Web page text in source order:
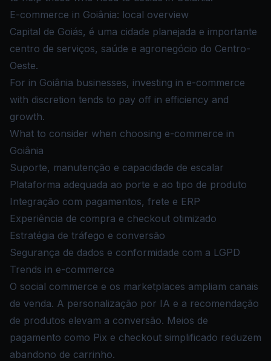
E-commerce in Goiânia: local overview
Capital de Goiás, é uma cidade planejada e importante
centro de serviços, saúde e agronegócio do Centro-
Oeste.
For in Goiânia businesses, investing in e-commerce
with discretion tends to pay off in efficiency and
growth.
What to consider when choosing e-commerce in
Goiânia
Suporte, manutenção e capacidade de escalar
Plataforma adequada ao porte e ao tipo de produto
Integração com pagamentos, frete e ERP
Experiência de compra e checkout otimizado
Estratégia de tráfego e conversão
Segurança de dados e conformidade com a LGPD
Trends in e-commerce
O social commerce e os marketplaces ampliam canais
de venda. A personalização por IA e a recomendação
de produtos elevam a conversão. Meios de
pagamento como Pix e checkout simplificado reduzem
abandono de carrinho.